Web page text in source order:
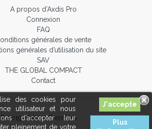
des cookies pour
utilisateur et nous
d'accepter leur
pleinement de votre
Plus
A propos d’Axdis Pro
Connexion
FAQ
générales de vente
générales d’utilisation du site
SAV
THE GLOBAL COMPACT
Contact
2019 Matière Première